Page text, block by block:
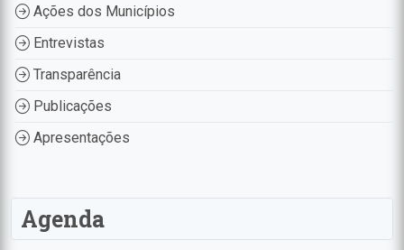
Ações dos Municípios
Entrevistas
Transparência
Publicações
Apresentações
Agenda